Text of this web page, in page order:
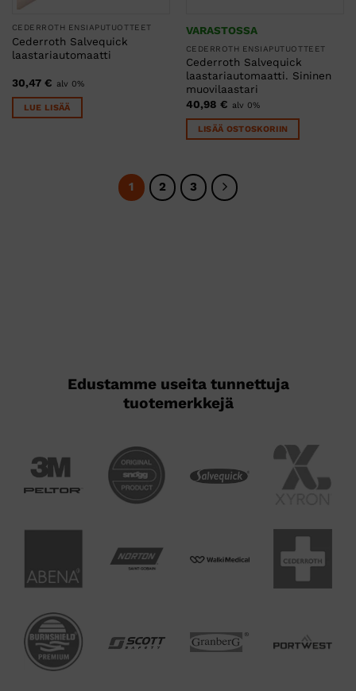
CEDERROTH ENSIAPUTUOTTEET
Cederroth Salvequick
laastariautomaatti
30,47 € alv 0%
LUE LISÄÄ
VARASTOSSA
CEDERROTH ENSIAPUTUOTTEET
Cederroth Salvequick
laastariautomaatti. Sininen
muovilaastari
40,98 € alv 0%
LISÄÄ OSTOSKORIIN
1 2 3
Edustamme useita tunnettuja
tuotemerkkejä